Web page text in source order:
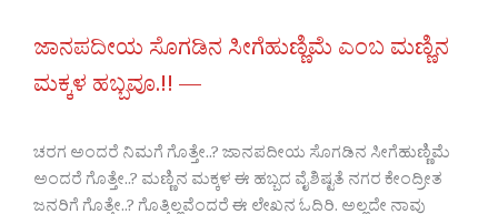
ಜಾನಪದೀಯ ಸೊಗಡಿನ ಸೀಗೆಹುಣ್ಣಿಮೆ ಎಂಬ ಮಣ್ಣಿನ
ಮಕ್ಕಳ ಹಬ್ಬವೂ.!! —
ಚರಗ ಅಂದರೆ ನಿಮಗೆ ಗೊತ್ತೇ..? ಜಾನಪದೀಯ ಸೊಗಡಿನ ಸೀಗೆಹುಣ್ಣಿಮೆ
ಅಂದರೆ ಗೊತ್ತೇ..? ಮಣ್ಣಿನ ಮಕ್ಕಳ ಈ ಹಬ್ಬದ ವೈಶಿಷ್ಟತೆ ನಗರ ಕೇಂದ್ರೀತ